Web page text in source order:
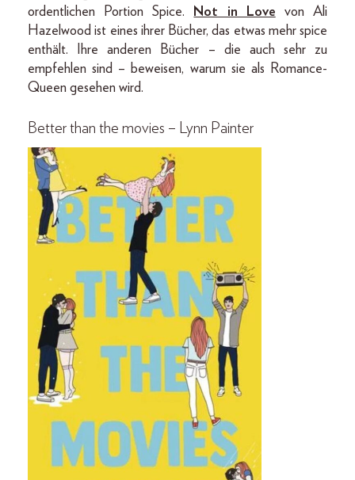
ordentlichen Portion Spice.
Not in Love von Ali
Hazelwood ist eines ihrer Bücher, das etwas mehr spice
enthält. Ihre anderen Bücher – die auch sehr zu
empfehlen sind – beweisen, warum sie als Romance-
Queen gesehen wird.
Better than the movies – Lynn Painter